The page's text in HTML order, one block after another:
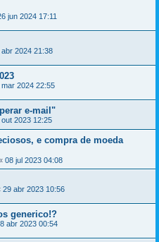
jun 2024 17:11
abr 2024 21:38
mar 2024 22:55
e-mail"
out 2023 12:25
e compra de moeda
08 jul 2023 04:08
29 abr 2023 10:56
generico!?
abr 2023 00:54